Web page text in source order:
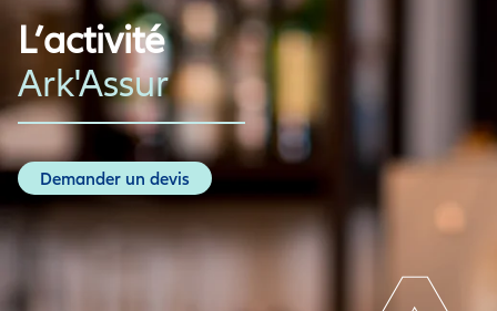
L’activité
Ark'Assur
Demander un devis